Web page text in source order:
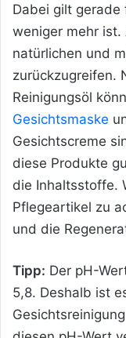
Dabei gilt gerade
weniger mehr ist.
natürlichen und
zurückzugreifen.
Reinigungsöl
Gesichtsmaske
Gesichtscreme
diese Produkte
die Inhaltsstoffe.
Pflegeartikel zu
und die
Tipp: Der pH-
5,8. Deshalb ist